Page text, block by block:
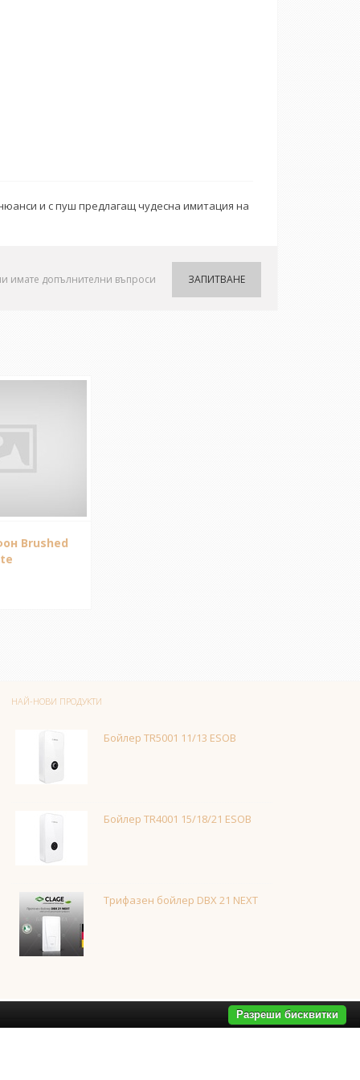
и с пуш предлагащ чудесна имитация на
ЗАПИТВАНЕ
имате допълнителни въпроси
Brushed
НАЙ-НОВИ ПРОДУКТИ
Бойлер TR5001 11/13 ESOB
Бойлер TR4001 15/18/21 ESOB
Трифазен бойлер DBX 21 NEXT
Разреши бисквитки